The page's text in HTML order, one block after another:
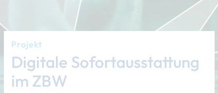
Projekt
Digitale Sofortausstattung
im ZBW